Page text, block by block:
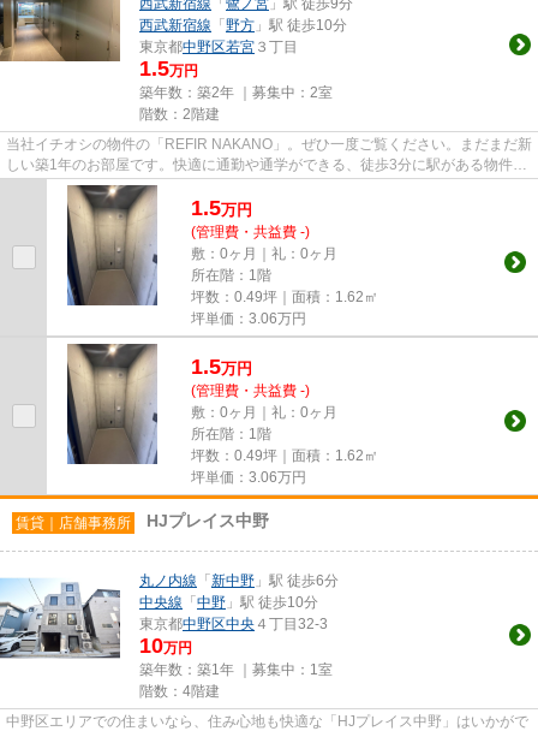
西武新宿線 「 鷺ノ宮 」駅 徒歩9分
西武新宿線 「 野方 」駅 徒歩10分
東京都中野区若宮 ３丁目
1.5万円
築年数：築2年 ｜募集中： 2室
階数：2階建
当社イチオシの物件の「REFIR NAKANO」。ぜひ一度ご覧ください。まだまだ新
しい築1年のお部屋です。快適に通勤や通学ができる、徒歩3分に駅がある物件で
1.5万円
(管理費・共益費 -)
敷：0ヶ月｜礼：0ヶ月
所在階：1階
坪数：0.49坪｜面積：1.62㎡
坪単価： 3.06万円
1.5万円
(管理費・共益費 -)
敷：0ヶ月｜礼：0ヶ月
所在階：1階
坪数：0.49坪｜面積：1.62㎡
坪単価： 3.06万円
賃貸｜店舗事務所 HJプレイス中野
丸ノ内線 「 新中野 」駅 徒歩6分
中央線 「 中野 」駅 徒歩10分
東京都中野区中央 ４丁目32-3
10万円
築年数：築1年 ｜募集中： 1室
階数：4階建
中野区エリアでの住まいなら、住み心地も快適な「HJプレイス中野」はいかがで